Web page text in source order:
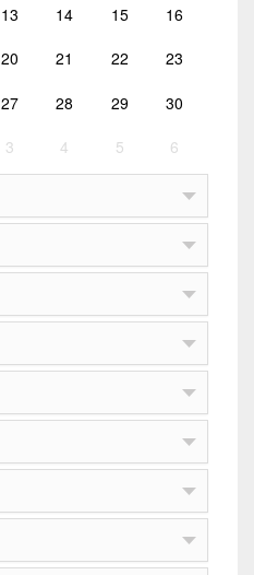
13 14 15 16
20 21 22 23
27 28 29 30
3 4 5 6